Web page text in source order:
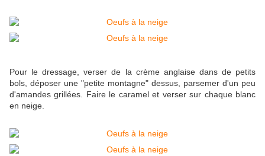
Pour le dressage, verser de la crème anglaise dans de petits
bols, déposer une "petite montagne" dessus, parsemer d'un peu
d'amandes grillées. Faire le caramel et verser sur chaque blanc
en neige.